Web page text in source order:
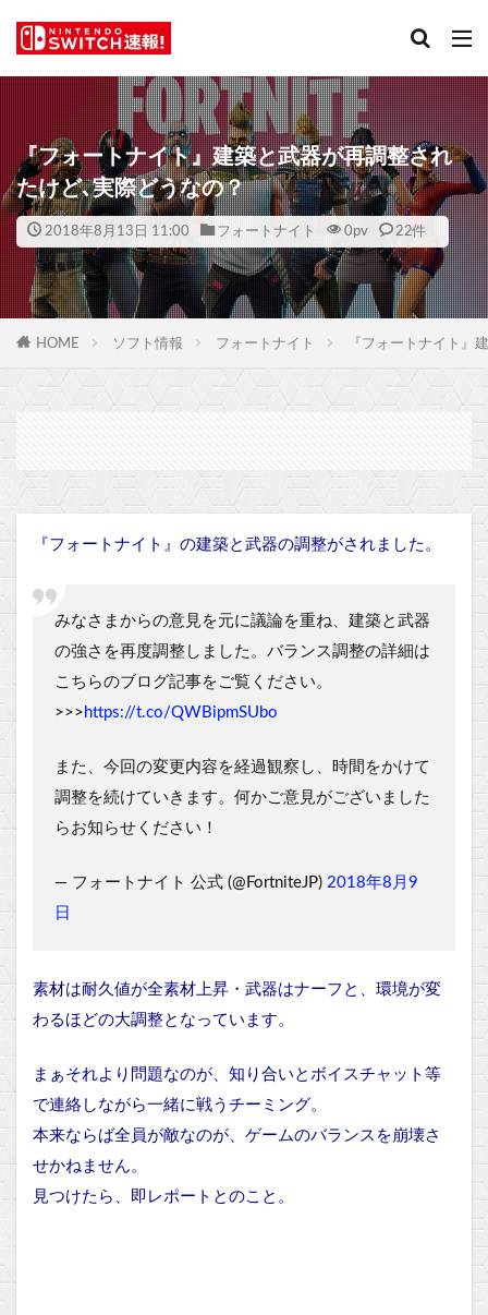
『フォートナイト』建築と武器が再調整され
たけど､実際どうなの？
2018年8月13日 11:00 フォートナイト 0pv 22件
HOME ソフト情報 フォートナイト 『フォートナイト』
『フォートナイト』の建築と武器の調整がされました。
みなさまからの意見を元に議論を重ね、建築と武器
の強さを再度調整しました。バランス調整の詳細は
こちらのブログ記事をご覧ください。
>>> https://t.co/QWBipmSUbo
また、今回の変更内容を経過観察し、時間をかけて
調整を続けていきます。何かご意見がございました
らお知らせください！
— フォートナイト 公式 (@FortniteJP) 2018年8月9
日
素材は耐久値が全素材上昇・武器はナーフと、環境が変
わるほどの大調整となっています。
まぁそれより問題なのが、知り合いとボイスチャット等
で連絡しながら一緒に戦うチーミング。
本来ならば全員が敵なのが、ゲームのバランスを崩壊さ
せかねません。
見つけたら、即レポートとのこと。